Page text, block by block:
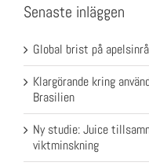
Senaste inläggen
Global brist på
Klargörande kring
Brasilien
Ny studie: Juice
viktminskning